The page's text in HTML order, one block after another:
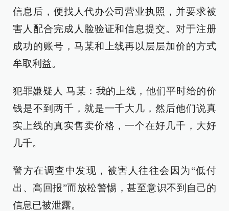
信息后，便找人代办公司营业执照，并要求被
害人配合完成人脸验证和信息提交。对于注册
成功的账号，马某和上线再以层层加价的方式
牟取利益。
犯罪嫌疑人 马某：我的上线，他们平时给的价
钱是不到两千，就是一千大几，然后他们说真
实上线的真实售卖价格，一个在好几千，大好
几千。
警方在调查中发现，被害人往往会因为“低付
出、高回报”而放松警惕，甚至意识不到自己的
信息已被泄露。